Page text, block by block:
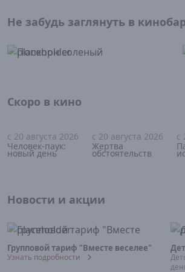
Не забудь заглянуть в
Скоро в кино
16+
с 20 августа 2026
Человек-паук:
новый день
18+
с 20 августа 2026
Жертва
обстоятельств
с
Новости и акции
Групповой тариф "Вместе веселее"
Узнать подробности